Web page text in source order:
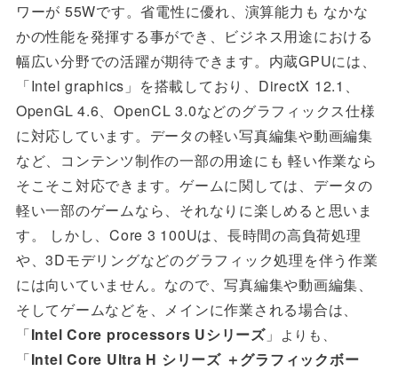
ワーが 55Wです。省電性に優れ、 演算能力も なかな
かの性能を発揮する事ができ、ビジネス用途における
幅広い分野での活躍が期待できます。内蔵GPUには、
「Intel graphics 」 を搭載しており、 DirectX 12.1、
OpenGL 4.6、OpenCL 3.0などのグラフィックス仕様
に対応しています。データの軽い写真編集や動画編集
など、コンテンツ制作の一部の用途にも 軽い作業なら
そこそこ対応できます。ゲームに関しては、データの
軽い一部のゲームなら、それなりに楽しめると思いま
す。 しかし、Core 3 100Uは、長時間の高負荷処理
や、3Dモデリングなどのグラフィック処理を伴う作業
には向いていません。なので、写真編集や動画編集、
そしてゲームなどを、メインに作業される場合は、
「Intel Core processors Uシリーズ」 よりも、
「Intel Core Ultra H シリーズ ＋グラフィックボー